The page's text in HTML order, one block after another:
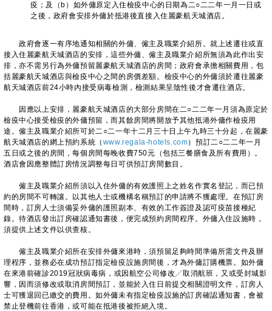
疫；及（b）如外傭原定入住檢疫中心的日期為二○二二年一月一日或
之後，政府會安排外傭於抵港後直接入住麗豪航天城酒店。
政府會逐一有序地通知相關的外傭、僱主及職業介紹所。就上述遷往或直
接入住麗豪航天城酒店的安排，這些外傭、僱主及職業介紹所無須為此作出安
排，亦不需另行為外傭預留麗豪航天城酒店的房間；政府會承擔相關費用，包
括麗豪航天城酒店與檢疫中心之間的房價差額。檢疫中心的外傭須於遷往麗豪
航天城酒店前24小時內接受病毒檢測，檢測結果呈陰性後才會遷往酒店。
因應以上安排，麗豪航天城酒店的大部分房間在二○二二年一月須為原定於
檢疫中心接受檢疫的外傭預留，而其餘房間將開放予其他抵港外傭作檢疫用
途。僱主及職業介紹所可於二○二一年十二月三十日上午九時三十分起，在麗豪
航天城酒店的網上預約系統（ www.regala-hotels.com）預訂二○二二年一月
五日或之後的房間，每個房間每晚收費750元（包括三餐膳食及所有費用）。
酒店會因應整體訂房情況調整每日可供預訂房間數目。
僱主及職業介紹所須以入住外傭的有效護照上之姓名作實名登記，而已預
約的房間不可轉讓。以其他人士或機構名稱預訂的申請將不獲處理。在預訂房
間時，訂房人士須備妥外傭的護照副本、有效的工作簽證及認可疫苗接種紀
錄。待酒店發出訂房確認通知書後，便完成預約房間程序。外傭入住設施時，
須提供上述文件以供查核。
僱主及職業介紹所在安排外傭來港時，須預留足夠時間準備所需文件及辦
理程序，並務必在成功預訂指定檢疫設施房間後，才為外傭訂購機票。如外傭
在來港前確診2019冠狀病毒病，或因航空公司修改╱取消航班，又或受封城影
響，因而須修改或取消房間預訂，並能於入住日前提交相關證明文件，訂房人
士可獲退回已繳交的費用。如外傭未有指定檢疫設施的訂房確認通知書，會被
禁止登機前往香港，或可能在抵港後被拒絕入境。